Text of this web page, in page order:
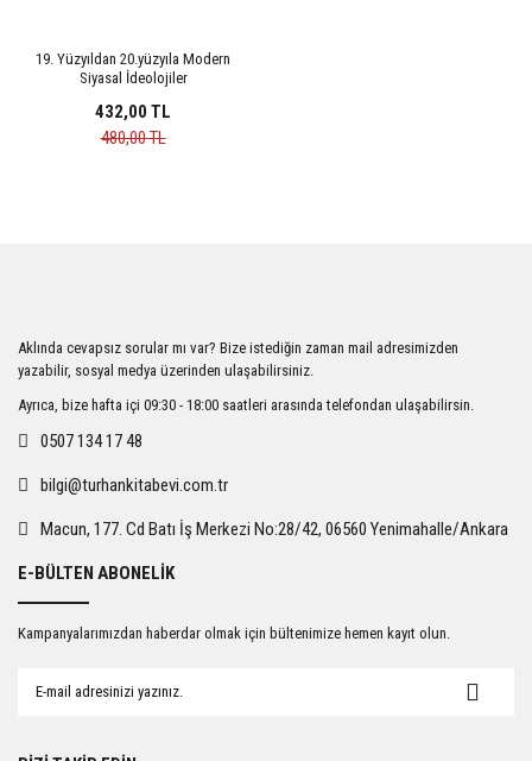
19. Yüzyıldan 20.yüzyıla Modern
Siyasal İdeolojiler
432,00 TL
480,00 TL
Aklında cevapsız sorular mı var? Bize istediğin zaman mail adresimizden
yazabilir, sosyal medya üzerinden ulaşabilirsiniz.
Ayrıca, bize hafta içi 09:30 - 18:00 saatleri arasında telefondan ulaşabilirsin.
0507 134 17 48
bilgi@turhankitabevi.com.tr
Macun, 177. Cd Batı İş Merkezi No:28/42, 06560 Yenimahalle/Ankara
E-BÜLTEN ABONELİK
Kampanyalarımızdan haberdar olmak için bültenimize hemen kayıt olun.